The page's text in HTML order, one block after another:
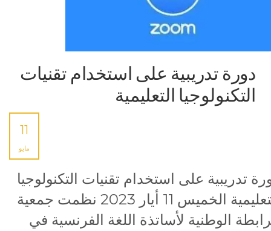
دورة تدريبية على استخدام تقنيات
التكنولوجيا التعليمية
11
مايو
تدريبية على استخدام تقنيات التكنولوجيا
التعليمية الخميس 11 أيار 2023 نظمت جمعية
الوطنية لأساتذة اللغة الفرنسية في